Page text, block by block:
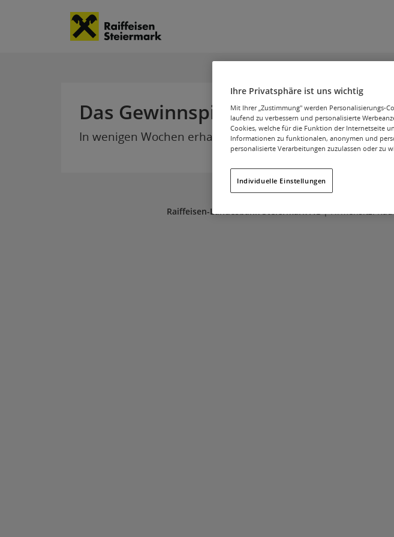
Das Gewinnspiel ist beendet.
In wenigen Wochen erhalten Sie die nächste
Raiffeisen-Landesbank Steiermark AG| Firmensitz:
Ihre Privatsphäre ist uns wichtig
Mit Ihrer „Zustimmung" werden Personalisierungs-
laufend zu verbessern und personalisierte
Cookies, welche für die Funktion der Internetseite
Informationen zu funktionalen, anonymen und
personalisierte Verarbeitungen zuzulassen oder zu
Individuelle Einstellungen